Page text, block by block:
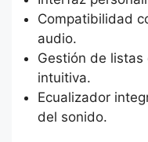
Compatibilidad
audio.
Gestión de
intuitiva.
Ecualizador
del sonido.